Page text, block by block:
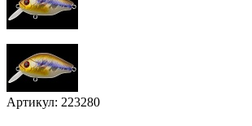
Артикул: 223280